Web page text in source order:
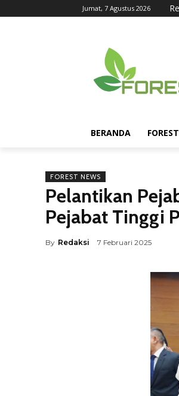
Jumat, 7 Agustus 2026
BERANDA
FOREST NEWS
Pelantikan
Pejabat Tinggi
By Redaksi 7 Februari 2025